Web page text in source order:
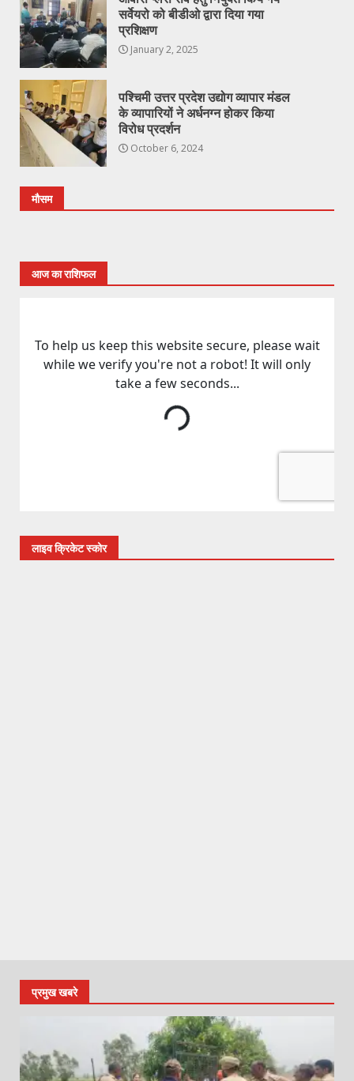
सर्वेयरो को बीडीओ द्वारा दिया गया
प्रशिक्षण
January 2, 2025
पश्चिमी उत्तर प्रदेश उद्योग व्यापार मंडल
के व्यापारियों ने अर्धनग्न होकर किया
विरोध प्रदर्शन
October 6, 2024
मौसम
आज का राशिफल
लाइव क्रिकेट स्कोर
प्रमुख खबरे